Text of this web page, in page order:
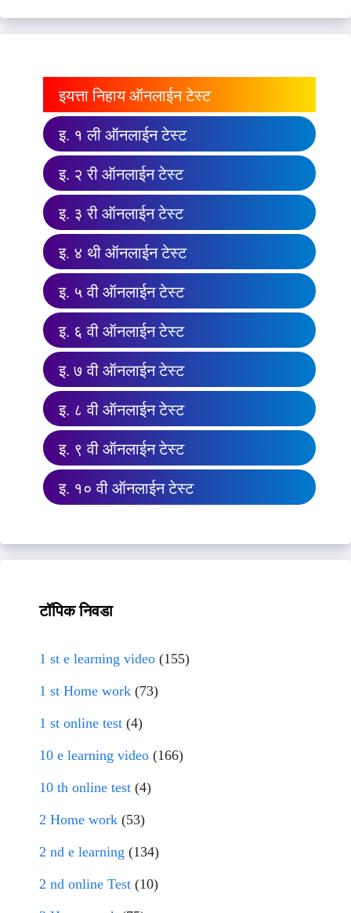
इयत्ता निहाय ऑनलाईन टेस्ट
इ. १ ली ऑनलाईन टेस्ट
इ. २ री ऑनलाईन टेस्ट
इ. ३ री ऑनलाईन टेस्ट
इ. ४ थी ऑनलाईन टेस्ट
इ. ५ वी ऑनलाईन टेस्ट
इ. ६ वी ऑनलाईन टेस्ट
इ. ७ वी ऑनलाईन टेस्ट
इ. ८ वी ऑनलाईन टेस्ट
इ. ९ वी ऑनलाईन टेस्ट
इ. १० वी ऑनलाईन टेस्ट
टॉपिक निवडा
1 st e learning video (155)
1 st Home work (73)
1 st online test (4)
10 e learning video (166)
10 th online test (4)
2 Home work (53)
2 nd e learning (134)
2 nd online Test (10)